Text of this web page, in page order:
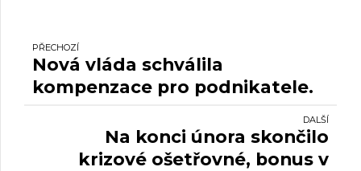
PŘECHOZÍ
Nová vláda schválila
kompenzace pro podnikatele.
DALŠÍ
Na konci února skončilo
krizové ošetřovné, bonus v